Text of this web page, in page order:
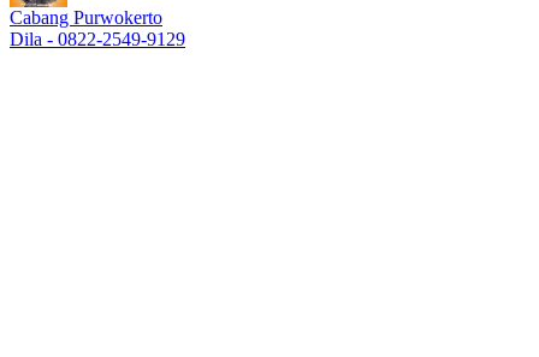
Cabang Purwokerto
Dila - 0822-2549-9129